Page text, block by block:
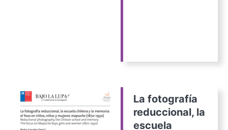
La fotografía
reduccional, la
escuela